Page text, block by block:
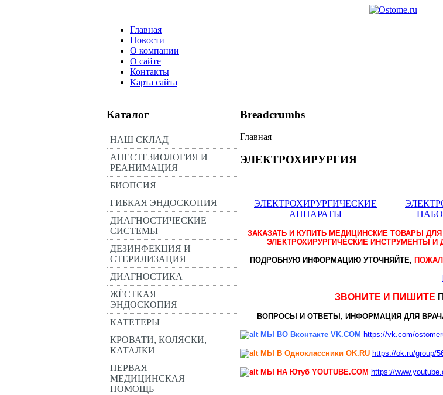
Главная
Новости
О компании
О сайте
Контакты
Карта сайта
Каталог
НАШ СКЛАД
АНЕСТЕЗИОЛОГИЯ И
РЕАНИМАЦИЯ
БИОПСИЯ
ГИБКАЯ ЭНДОСКОПИЯ
ДИАГНОСТИЧЕСКИЕ
СИСТЕМЫ
ДЕЗИНФЕКЦИЯ И
СТЕРИЛИЗАЦИЯ
ДИАГНОСТИКА
ЖЁСТКАЯ
ЭНДОСКОПИЯ
КАТЕТЕРЫ
КРОВАТИ, КОЛЯСКИ,
КАТАЛКИ
ПЕРВАЯ
МЕДИЦИНСКАЯ
ПОМОЩЬ
Breadcrumbs
Главная
ЭЛЕКТРОХИРУРГИЯ
ЭЛЕКТРОХИРУРГИЧЕСКИЕ
АППАРАТЫ
ЗАКАЗАТЬ И КУПИТЬ МЕДИЦИНСКИЕ ТОВАРЫ
ЭЛЕКТРОХИРУРГИЧЕСКИЕ ИНСТРУМЕНТЫ И
ПОДРОБНУЮ ИНФОРМАЦИЮ УТОЧНЯЙТЕ,
ЗВОНИТЕ И ПИШИТЕ
ВОПРОСЫ И ОТВЕТЫ, ИНФОРМАЦИЯ ДЛЯ
МЫ ВО Вконтакте VK.COM https://vk.com/
МЫ В Одноклассники OK.RU https://ok.ru/group/
МЫ НА Ютуб YOUTUBE.COM https://